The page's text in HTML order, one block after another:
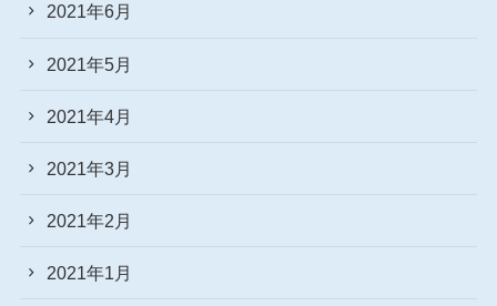
2021年6月
2021年5月
2021年4月
2021年3月
2021年2月
2021年1月